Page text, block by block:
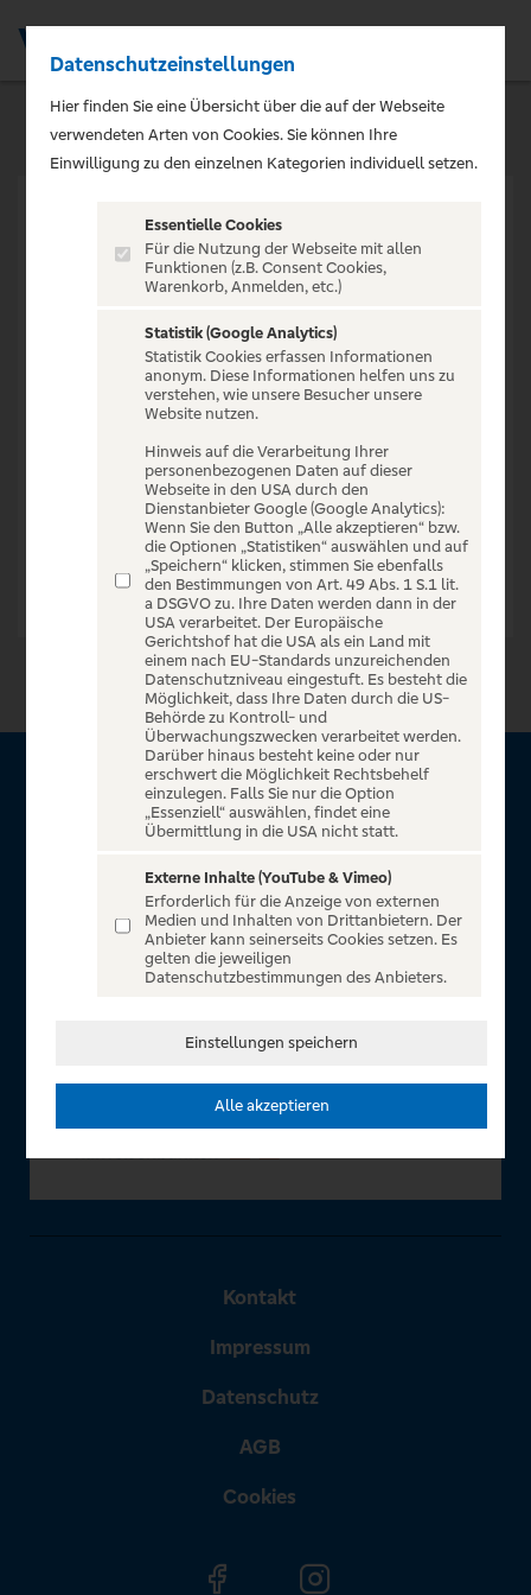
VERANSTALTUNG NICHT
GEFUNDEN
Zur Startseite
Über VR Entertain
für alle Kunden der Volksbanken Raiffeisenbanken. Auf
unserem einzigartigen Portal finden Sie Tickets für
atemberaubende Konzerte, Musicals und Shows, die
Fußball-Bundesliga sowie die Champions League und die
In Zusammenarbeit mit
Kontakt
Impressum
Datenschutz
AGB
Cookies
Datenschutzeinstellungen
Hier finden Sie eine Übersicht über die auf der Webseite
verwendeten Arten von Cookies. Sie können Ihre
Einwilligung zu den einzelnen Kategorien individuell setzen.
Essentielle Cookies
Für die Nutzung der Webseite mit allen
Funktionen (z.B. Consent Cookies,
Warenkorb, Anmelden, etc.)
Statistik (Google Analytics)
Statistik Cookies erfassen Informationen
anonym. Diese Informationen helfen uns zu
verstehen, wie unsere Besucher unsere
Website nutzen.
Hinweis auf die Verarbeitung Ihrer
personenbezogenen Daten auf dieser
Webseite in den USA durch den
Dienstanbieter Google (Google Analytics):
Wenn Sie den Button „Alle akzeptieren“ bzw.
die Optionen „Statistiken“ auswählen und auf
„Speichern“ klicken, stimmen Sie ebenfalls
den Bestimmungen von Art. 49 Abs. 1 S.1 lit.
a DSGVO zu. Ihre Daten werden dann in der
USA verarbeitet. Der Europäische
Gerichtshof hat die USA als ein Land mit
einem nach EU-Standards unzureichenden
Datenschutzniveau eingestuft. Es besteht die
Möglichkeit, dass Ihre Daten durch die US-
Behörde zu Kontroll- und
Überwachungszwecken verarbeitet werden.
Darüber hinaus besteht keine oder nur
erschwert die Möglichkeit Rechtsbehelf
einzulegen. Falls Sie nur die Option
„Essenziell“ auswählen, findet eine
Übermittlung in die USA nicht statt.
Externe Inhalte (YouTube & Vimeo)
Erforderlich für die Anzeige von externen
Medien und Inhalten von Drittanbietern. Der
Anbieter kann seinerseits Cookies setzen. Es
gelten die jeweiligen
Datenschutzbestimmungen des Anbieters.
Einstellungen speichern
Alle akzeptieren